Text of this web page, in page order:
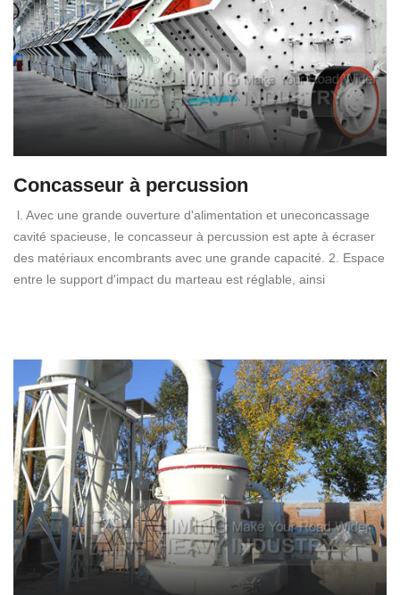
Concasseur à percussion
l. Avec une grande ouverture d'alimentation et uneconcassage
cavité spacieuse, le concasseur à percussion est apte à écraser
des matériaux encombrants avec une grande capacité. 2. Espace
entre le support d'impact du marteau est réglable, ainsi